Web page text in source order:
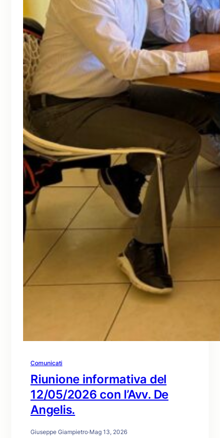
Comunicati
Riunione informativa del
12/05/2026 con l’Avv. De
Angelis.
Giuseppe Giampietro·Mag 13, 2026